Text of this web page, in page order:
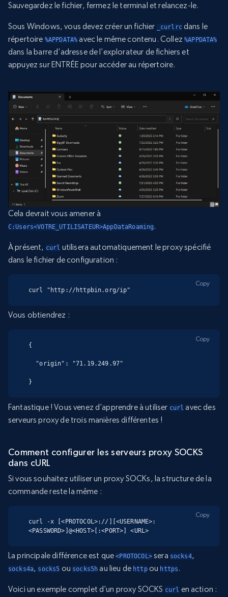
Sauvegardez le fichier, fermez le terminal et relancez-le.
Sous Windows, vous devez créer un fichier _curlrcdans le
répertoire %APPDATA% avec le même contenu. Collez%APPDATA%
dans la barre d’adresse de l’explorateur de fichiers et
appuyez sur ENTRÉE pour accéder au répertoire.
Cela devrait vous amener à
C:Users<VOTRE_UTILISATEUR>AppDataRoaming .
À présent, curl utilisera automatiquement le proxy spécifié
dans le fichier de configuration :
curl "http://httpbin.org/ip"
Copy
Vous obtiendrez :
{
}
Copy
Fantastique ! Vous venez d’apprendre à utiliser curl avec des
serveurs proxy de trois manières différentes !
Comment configurer les serveurs proxy SOCKS
dans cURL
Si vous souhaitez utiliser un proxy SOCKs, la structure de la
commande reste la même :
curl -x [<PROTOCOL>://][<USERNAME>:
<PASSWORD>]@<HOST>[:<PORT>] <URL>
Copy
La principale différence est que<PROTOCOL>sera socks4,
socks4a, socks5 ou socks5h au lieu de httpou https .
Voici un exemple complet d’un proxy SOCKS curl en action :